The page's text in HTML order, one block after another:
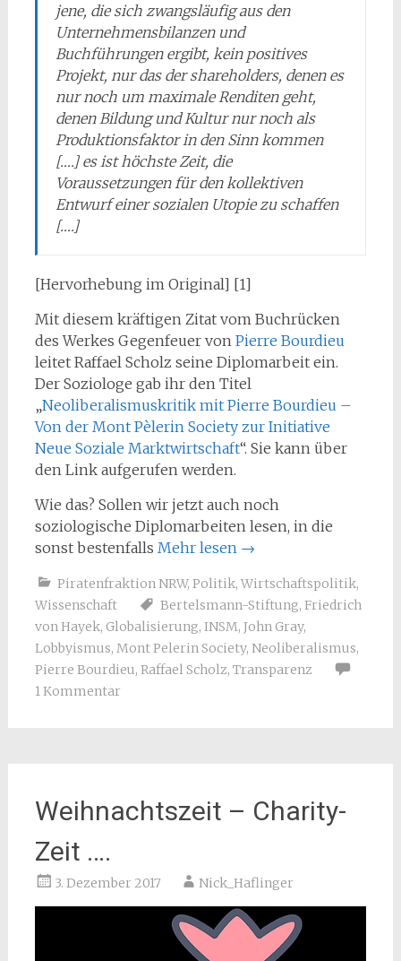
jene, die sich zwangsläufig aus den
Unternehmensbilanzen und
Buchführungen ergibt, kein positives
Projekt, nur das dershareholders, denen es
nur noch um maximale Renditen geht,
denen Bildung und Kultur nur noch als
Produktionsfaktor in den Sinn kommen
[….] es ist höchste Zeit, die
Voraussetzungen für den kollektiven
Entwurf einer sozialen Utopie zu schaffen
[….]
[Hervorhebung im Original] [1]
Mit diesem kräftigen Zitat vom Buchrücken
des Werkes Gegenfeuer von Pierre Bourdieu
leitet Raffael Scholz seine Diplomarbeit ein.
Der Soziologe gab ihr den Titel
„Neoliberalismuskritik mit Pierre Bourdieu –
Von der Mont Pèlerin Society zur Initiative
Neue Soziale Marktwirtschaft“. Sie kann über
den Link aufgerufen werden.
Wie das? Sollen wir jetzt auch noch
soziologische Diplomarbeiten lesen, in die
sonst bestenfalls Mehr lesen →
Piratenfraktion NRW, Politik, Wirtschaftspolitik,
Wissenschaft
Bertelsmann-Stiftung, Friedrich
von Hayek, Globalisierung, INSM, John Gray,
Lobbyismus, Mont Pelerin Society, Neoliberalismus,
Pierre Bourdieu, Raffael Scholz, Transparenz
1 Kommentar
Weihnachtszeit – Charity-
Zeit ….
3. Dezember 2017 Nick_Haflinger